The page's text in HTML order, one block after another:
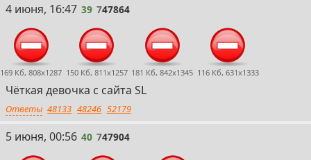
39
4 июня, 16:47 39 747864
169 Кб, 808x1287 150 Кб, 811x1257 181 Кб, 842x1345 116 Кб, 631x1333
Чёткая девочка с сайта SL
Ответы 48133 48246 52179
40
5 июня, 00:56 40 747904